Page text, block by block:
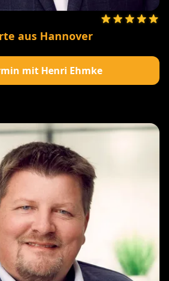
aus Hannover
mit Henri Ehmke